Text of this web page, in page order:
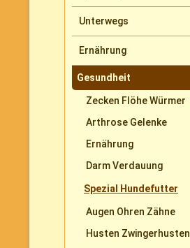
Unterwegs
Ernährung
Gesundheit
Zecken Flöhe Würmer
Arthrose Gelenke
Ernährung
Darm Verdauung
Spezial Hundefutter
Augen Ohren Zähne
Husten Zwingerhusten